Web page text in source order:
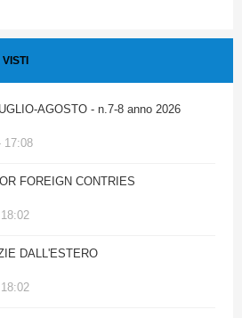
VISTI
AGOSTO - n.7-8 anno 2026
17:08
FOREIGN CONTRIES
DALL'ESTERO